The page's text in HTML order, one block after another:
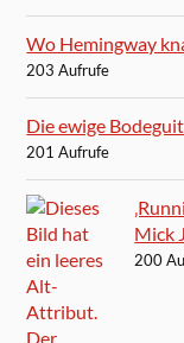
Wo Hemingway
203 Aufrufe
Die ewige
201 Aufrufe
Mick
200